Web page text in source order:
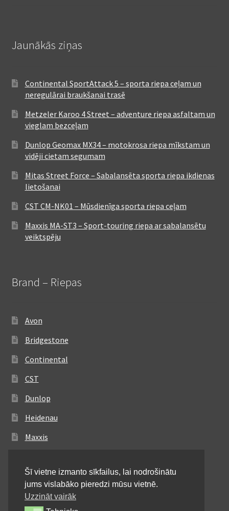
Jaunākās ziņas
Continental SportAttack 5 – sporta riepa ceļam un
neregulārai braukšanai trasē
Metzeler Karoo 4 Street – adventure riepa asfaltam un
vieglam bezceļam
Dunlop Geomax MX34 – motokrosa riepa mīkstam un
vidēji cietam segumam
Mitas Street Force – Sabalansēta sporta riepa ikdienas
lietošanai
CST CM-NK01 – Mūsdienīga sporta riepa ceļam
Maxxis MA-ST3 – Sport-touring riepa ar sabalansētu
veiktspēju
Brand – Riepas
Avon
Bridgestone
Continental
CST
Dunlop
Heidenau
Maxxis
Michelin
Mitas
Šī vietne izmanto sīkfailus, lai nodrošinātu
jums vislabāko pieredzi mūsu vietnē.
Uzzināt vairāk